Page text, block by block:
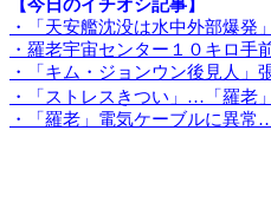
【今日のイチオシ記事】
・「天安艦沈没は水中外部爆発
・羅老宇宙センター１０キロ手
・「キム・ジョンウン後見人」
・「ストレスきつい」…「羅老
・「羅老」電気ケーブルに異